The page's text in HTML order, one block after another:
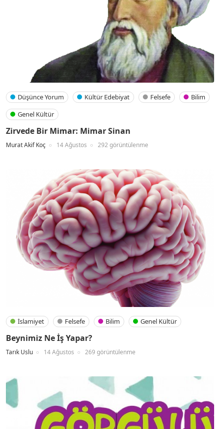
Düşünce Yorum Kültür Edebiyat Felsefe
Bilim
Genel Kültür
Zirvede Bir Mimar: Mimar Sinan
Murat Akif Koç 14 Ağustos 292 görüntülenme
İslamiyet Felsefe Bilim Genel Kültür
Beynimiz Ne İş Yapar?
Tarık Uslu 14 Ağustos 269 görüntülenme